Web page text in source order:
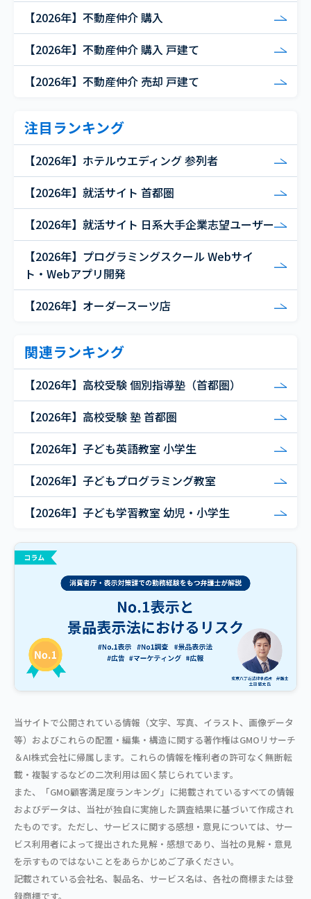
【2026年】不動産仲介 購入
【2026年】不動産仲介 購入 戸建て
【2026年】不動産仲介 売却 戸建て
注目ランキング
【2026年】ホテルウエディング 参列者
【2026年】就活サイト 首都圏
【2026年】就活サイト 日系大手企業志望ユーザー
【2026年】プログラミングスクール Webサイ
ト・Webアプリ開発
【2026年】オーダースーツ店
関連ランキング
【2026年】高校受験 個別指導塾（首都圏）
【2026年】高校受験 塾 首都圏
【2026年】子ども英語教室 小学生
【2026年】子どもプログラミング教室
【2026年】子ども学習教室 幼児・小学生
当サイトで公開されている情報（文字、写真、イラスト、画像データ
等）およびこれらの配置・編集・構造に関する著作権はGMOリサーチ
＆AI株式会社に帰属します。これらの情報を権利者の許可なく無断転
載・複製するなどの二次利用は固く禁じられています。
また、「GMO顧客満足度ランキング」に掲載されているすべての情報
およびデータは、当社が独自に実施した調査結果に基づいて作成され
たものです。ただし、サービスに関する感想・意見については、サー
ビス利用者によって提出された見解・感想であり、当社の見解・意見
を示すものではないことをあらかじめご了承ください。
記載されている会社名、製品名、サービス名は、各社の商標または登
録商標です。